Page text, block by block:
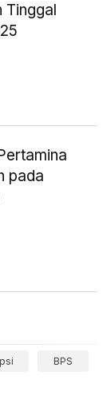
Tinggal
pada
BPS